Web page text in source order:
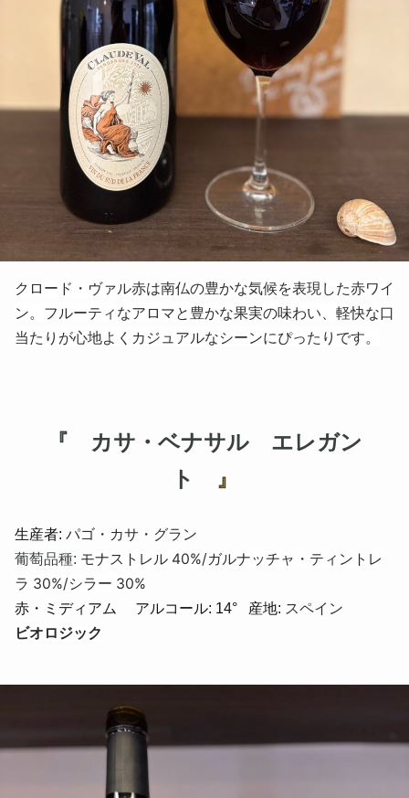
クロード・ヴァル赤は南仏の豊かな気候を表現した赤ワイ
ン。フルーティなアロマと豊かな果実の味わい、軽快な口
当たりが心地よくカジュアルなシーンにぴったりです。
『 カサ・ベナサル エレガン
ト
』
生産者: パゴ・カサ・グラン
葡萄品種: モナストレル 40%/ガルナッチャ・ティントレ
ラ 30%/シラー 30%
赤・ミディアム アルコール: 14° 産地: スペイン
ビオロジック